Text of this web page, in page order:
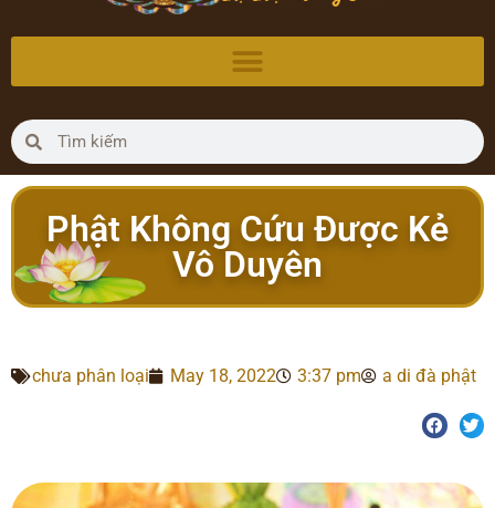
Phật Không Cứu Được Kẻ
Vô Duyên
chưa phân loại May 18, 2022 3:37 pm a di đà phật